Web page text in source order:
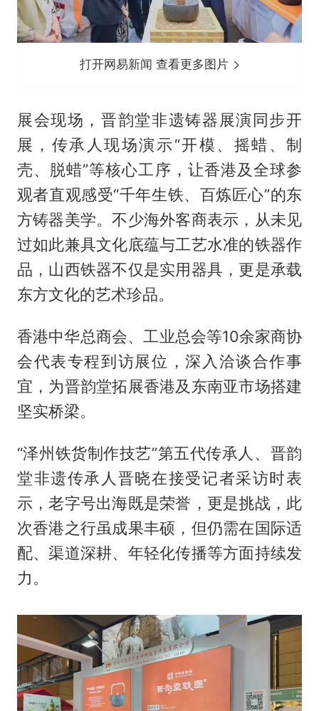
打开网易新闻 查看更多图片
展会现场，晋韵堂非遗铸器展演同步开
展，传承人现场演示“开模、摇蜡、制
壳、脱蜡”等核心工序，让香港及全球参
观者直观感受“千年生铁、百炼匠心”的东
方铸器美学。不少海外客商表示，从未见
过如此兼具文化底蕴与工艺水准的铁器作
品，山西铁器不仅是实用器具，更是承载
东方文化的艺术珍品。
香港中华总商会、工业总会等10余家商协
会代表专程到访展位，深入洽谈合作事
宜，为晋韵堂拓展香港及东南亚市场搭建
坚实桥梁。
“泽州铁货制作技艺”第五代传承人、晋韵
堂非遗传承人晋晓在接受记者采访时表
示，老字号出海既是荣誉，更是挑战，此
次香港之行虽成果丰硕，但仍需在国际适
配、渠道深耕、年轻化传播等方面持续发
力。